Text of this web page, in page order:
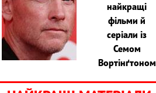
найкращі
фільми й
серіали із
Семом
Вортінґтоном